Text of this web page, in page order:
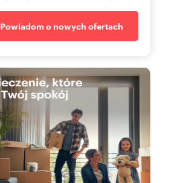
Powiadom o nowych ofertach